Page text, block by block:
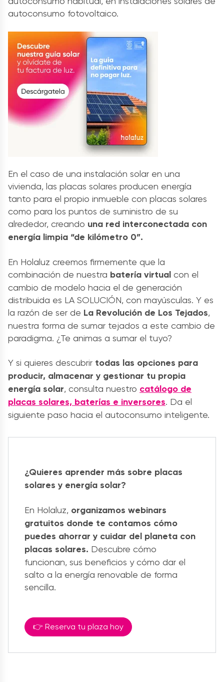
autoconsumo fotovoltaico.
En el caso de una instalación solar en una
vivienda, las placas solares producen energía
tanto para el propio inmueble con placas solares
como para los puntos de suministro de su
alrededor, creando una red interconectada con
energía limpia “de kilómetro 0”.
En Holaluz creemos firmemente que la
combinación de nuestra batería virtual con el
cambio de modelo hacia el de generación
distribuida es LA SOLUCIÓN, con mayúsculas. Y es
la razón de ser de La Revolución de Los Tejados,
nuestra forma de sumar tejados a este cambio de
paradigma. ¿Te animas a sumar el tuyo?
Y si quieres descubrir todas las opciones para
producir, almacenar y gestionar tu propia
energía solar, consulta nuestro catálogo de
placas solares, baterías e inversores. Da el
siguiente paso hacia el autoconsumo inteligente.
¿Quieres aprender más sobre placas
solares y energía solar?
En Holaluz, organizamos webinars
gratuitos donde te contamos cómo
puedes ahorrar y cuidar del planeta con
placas solares. Descubre cómo
funcionan, sus beneficios y cómo dar el
salto a la energía renovable de forma
sencilla.
👉 Reserva tu plaza hoy